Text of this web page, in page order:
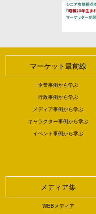
マーケット最前線
企業事例から学ぶ
行政事例から学ぶ
メディア事例から学ぶ
キャラクター事例から学ぶ
イベント事例から学ぶ
メディア集
WEBメディア